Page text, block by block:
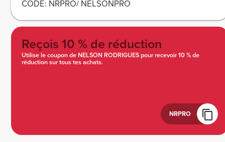
CODE: NRPRO/ NELSONPRO
Reçois 10 % de réduction
Utilise le coupon de NELSON RODRIGUES pour recevoir 10 % de
réduction sur tous tes achats.
NRPRO